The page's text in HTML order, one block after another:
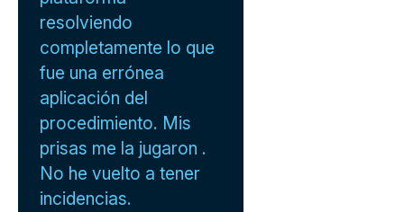
resolviendo
completamente lo que
fue una errónea
aplicación del
procedimiento. Mis
prisas me la jugaron .
No he vuelto a tener
incidencias.